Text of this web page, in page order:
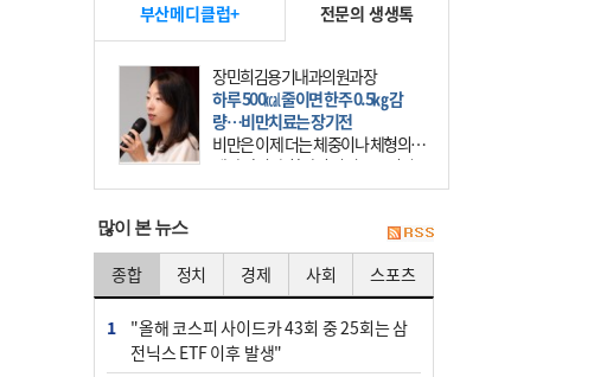
부산메디클럽+ 전문의 생생톡
장민희김용기내과의원과장
하루 500㎉ 줄이면 한주 0.5㎏ 감
량…비만치료는 장기전
비만은 이제 더는 체중이나 체형의 문
제가 아니다. 하나의 질병으로 인지
하고 치료와 관리를 해야 한다. 세계
많이 본 뉴스
종합 정치 경제 사회 스포츠
1
"올해 코스피 사이드카 43회 중 25회는 삼
전닉스 ETF 이후 발생"